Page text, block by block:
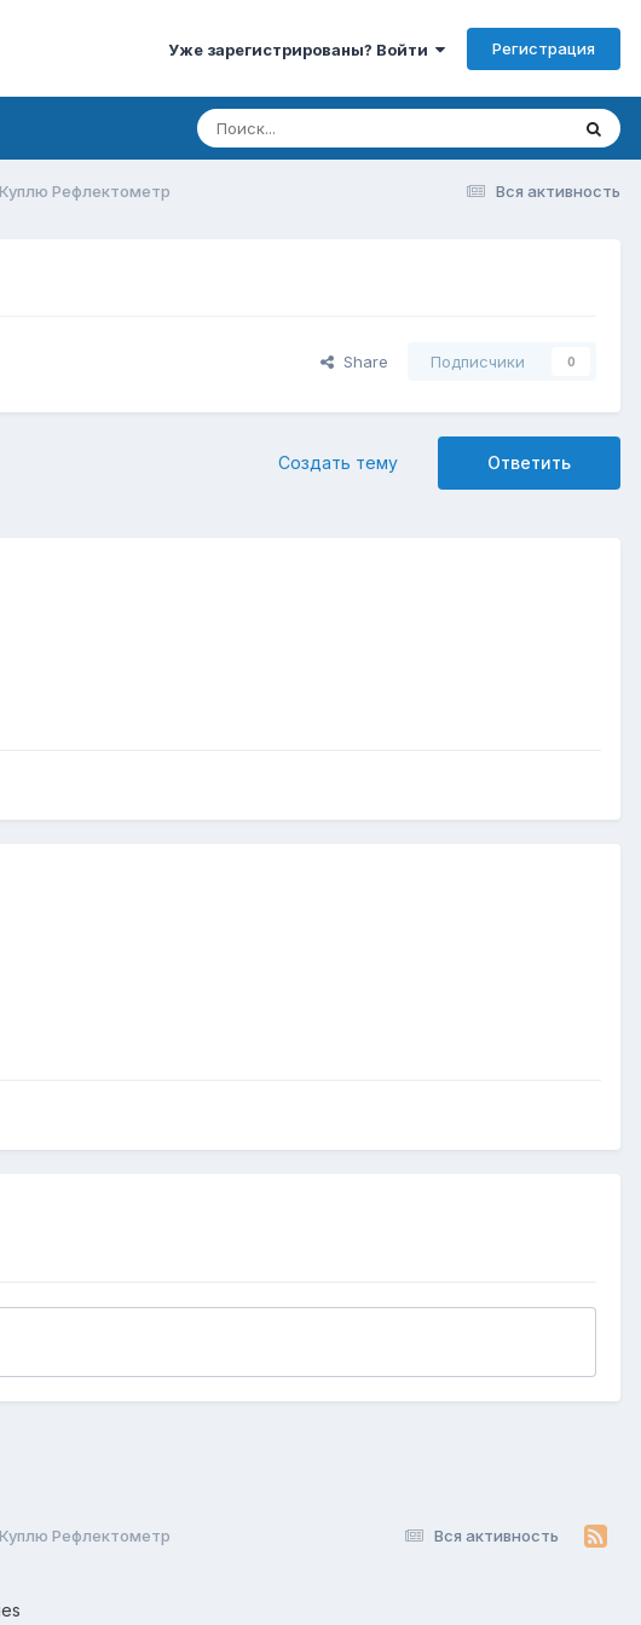
Уже зарегистрированы? Войти Регистрация
Вся активность
Куплю Рефлектометр
Share Подписчики 0
Ответить
Создать тему
Вся активность
Куплю Рефлектометр